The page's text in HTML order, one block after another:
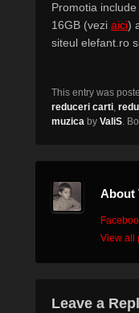
Promotia
16GB (vezi aici)
siteul elefant.ro
This entry was
reduceri carti,
muzica by ValiS.
About
View all
Leave a